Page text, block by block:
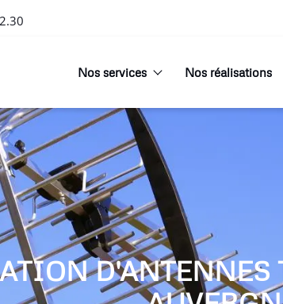
Nos services Nos réalisations
D'ANTENNES